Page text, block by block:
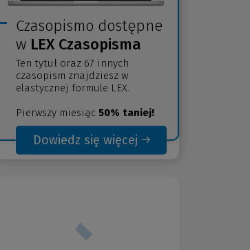
Czasopismo dostępne
w LEX Czasopisma
Ten tytuł oraz 67 innych
czasopism znajdziesz w
elastycznej formule LEX.
Pierwszy miesiąc 50% taniej!
Dowiedz się więcej
(Nowe
(Link